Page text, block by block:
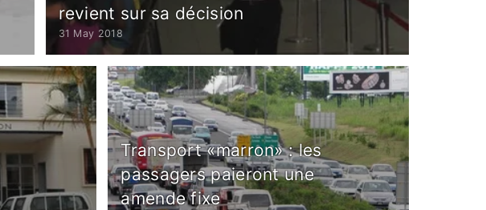
revient sur sa décision
31 May 2018
Transport «marron» : les
passagers paieront une
amende fixe